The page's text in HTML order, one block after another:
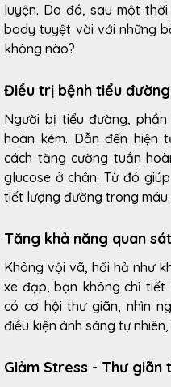
luyện. Do đó, sau một
body tuyệt vời với những
không nào?
Điều trị bệnh tiểu đường
Người bị tiểu đường,
hoàn kém. Dẫn đến hiện
cách tăng cường tuần
glucose ở chân. Từ đó
tiết lượng đường trong máu.
Tăng khả năng quan sát
Không vội vã, hối hả như
xe đạp, bạn không chỉ tiết
có cơ hội thư giãn, nhìn
điều kiện ánh sáng tự
Giảm Stress - Thư giãn